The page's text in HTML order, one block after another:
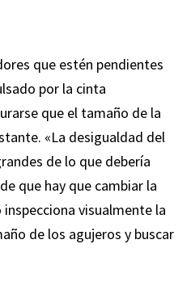
que estén pendientes
por la cinta
que el tamaño de la
«La desigualdad del
de lo que debería
que hay que cambiar la
visualmente la
de los agujeros y buscar